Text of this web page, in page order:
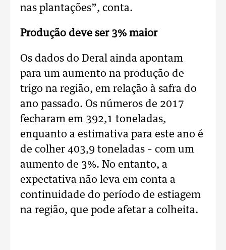
nas plantações”, conta.
Produção deve ser 3% maior
Os dados do Deral ainda apontam
para um aumento na produção de
trigo na região, em relação à safra do
ano passado. Os números de 2017
fecharam em 392,1 toneladas,
enquanto a estimativa para este ano é
de colher 403,9 toneladas – com um
aumento de 3%. No entanto, a
expectativa não leva em conta a
continuidade do período de estiagem
na região, que pode afetar a colheita.